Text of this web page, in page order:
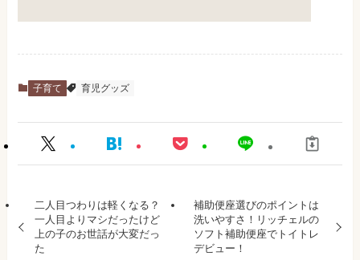
子育て 育児グッズ
二人目つわりは軽くなる？
一人目よりマシだったけど
上の子のお世話が大変だっ
た
補助便座選びのポイントは
洗いやすさ！リッチェルの
ソフト補助便座でトイトレ
デビュー！